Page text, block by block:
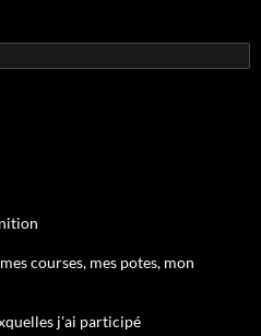
courses, mes potes, mon
j'ai participé